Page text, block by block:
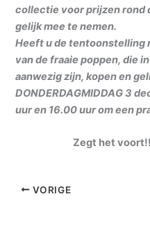
collectie voor prijzen rond
gelijk mee te nemen.
Heeft u de tentoonstelling
van de fraaie poppen, die
aanwezig zijn, kopen en
DONDERDAGMIDDAG 3
uur en 16.00 uur om een
Zegt het
VORIGE